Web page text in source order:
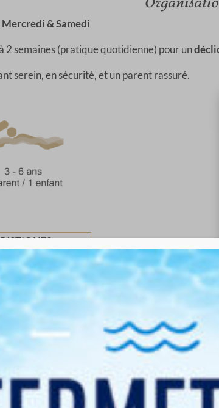
Mercredi & Samedi
2 semaines (pratique quotidienne) pour un
serein, en sécurité, et un parent rassuré.
Effort
Doux